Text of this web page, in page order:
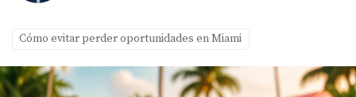
Cómo evitar perder oportunidades en Miami